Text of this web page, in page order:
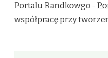
Portalu Randkowgo -
współpracę przy